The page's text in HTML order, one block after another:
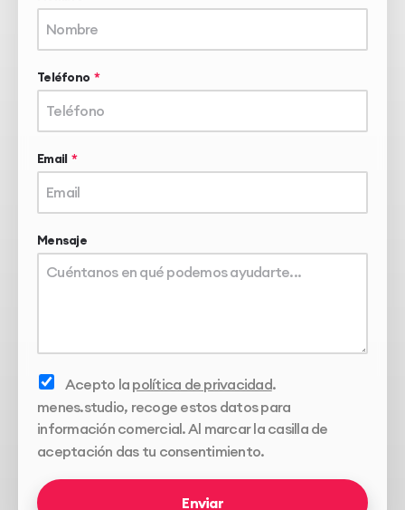
Teléfono
Email
Mensaje
Acepto la política de privacidad.
menes.studio, recoge estos datos para
información comercial. Al marcar la casilla de
aceptación das tu consentimiento.
Enviar